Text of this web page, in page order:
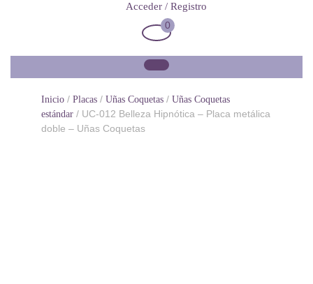
Acceder / Registro
Carrito
0
Inicio / Placas / Uñas Coquetas / Uñas Coquetas
estándar / UC-012 Belleza Hipnótica – Placa metálica
doble – Uñas Coquetas